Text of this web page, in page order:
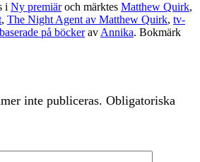
i Ny premiäroch märktes Matthew Quirk,
, The Night Agent av Matthew Quirk, tv-
på böckerav Annika. Bokmärk
inte publiceras. Obligatoriska